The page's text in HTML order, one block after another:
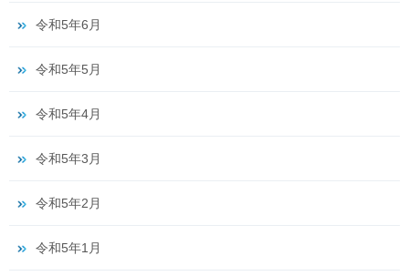
令和5年6月
令和5年5月
令和5年4月
令和5年3月
令和5年2月
令和5年1月